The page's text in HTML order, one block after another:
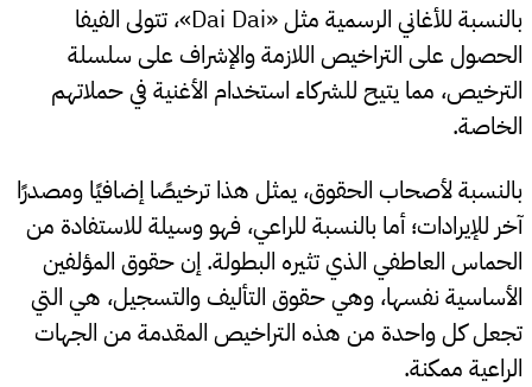
بالنسبة للأغاني الرسمية مثل «Dai Dai»، تتولى الفيفا
الحصول على التراخيص اللازمة والإشراف على سلسلة
الترخيص، مما يتيح للشركاء استخدام الأغنية في حملاتهم
الخاصة.
بالنسبة لأصحاب الحقوق، يمثل هذا ترخيصًا إضافيًا ومصدرًا
آخر للإيرادات؛ أما بالنسبة للراعي، فهو وسيلة للاستفادة من
الحماس العاطفي الذي تثيره البطولة. إن حقوق المؤلفين
الأساسية نفسها، وهي حقوق التأليف والتسجيل، هي التي
تجعل كل واحدة من هذه التراخيص المقدمة من الجهات
الراعية ممكنة.